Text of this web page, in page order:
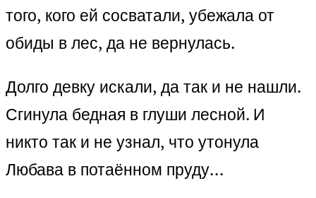
того, кого ей сосватали, убежала от
обиды в лес, да не вернулась.
Долго девку искали, да так и не нашли.
Сгинула бедная в глуши лесной. И
никто так и не узнал, что утонула
Любава в потаённом пруду…